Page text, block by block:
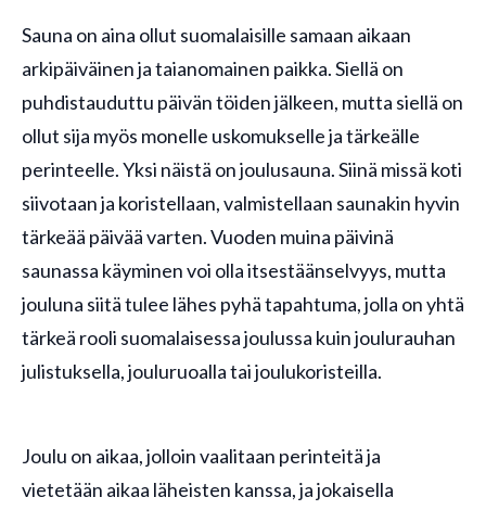
Sauna on aina ollut suomalaisille samaan aikaan
arkipäiväinen ja taianomainen paikka. Siellä on
puhdistauduttu päivän töiden jälkeen, mutta siellä on
ollut sija myös monelle uskomukselle ja tärkeälle
perinteelle. Yksi näistä on joulusauna. Siinä missä koti
siivotaan ja koristellaan, valmistellaan saunakin hyvin
tärkeää päivää varten. Vuoden muina päivinä
saunassa käyminen voi olla itsestäänselvyys, mutta
jouluna siitä tulee lähes pyhä tapahtuma, jolla on yhtä
tärkeä rooli suomalaisessa joulussa kuin joulurauhan
julistuksella, jouluruoalla tai joulukoristeilla.
Joulu on aikaa, jolloin vaalitaan perinteitä ja
vietetään aikaa läheisten kanssa, ja jokaisella